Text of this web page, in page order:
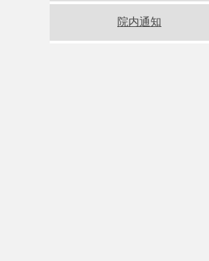
院内通知